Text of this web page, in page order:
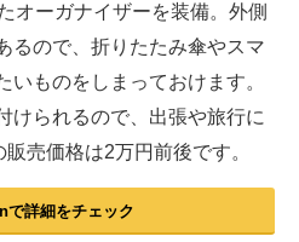
オーガナイザーを装備。外側
るので、折りたたみ傘やスマ
いものをしまっておけます。
けられるので、出張や旅行に
売価格は2万円前後です。
で詳細をチェック